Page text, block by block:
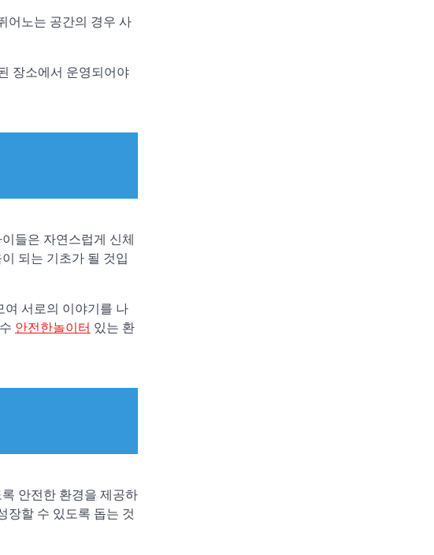
어노는 공간의 경우 사
장소에서 운영되어야
들은 자연스럽게 신체
되는 기초가 될 것입
여 서로의 이야기를 나
안전한놀이터 있는 환
안전한 환경을 제공하
장할 수 있도록 돕는 것